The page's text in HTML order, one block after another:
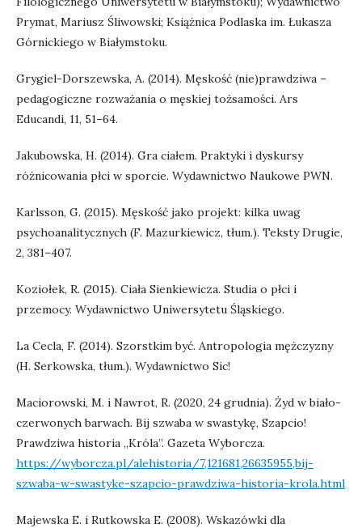
Prymat, Mariusz Śliwowski; Książnica Podlaska im. Łukasza
Górnickiego w Białymstoku.
Grygiel-Dorszewska, A. (2014). Męskość (nie)prawdziwa –
pedagogiczne rozważania o męskiej tożsamości. Ars
Educandi, 11, 51–64.
Jakubowska, H. (2014). Gra ciałem. Praktyki i dyskursy
różnicowania płci w sporcie. Wydawnictwo Naukowe PWN.
Karlsson, G. (2015). Męskość jako projekt: kilka uwag
psychoanalitycznych (F. Mazurkiewicz, tłum.). Teksty Drugie,
2, 381–407.
Koziołek, R. (2015). Ciała Sienkiewicza. Studia o płci i
przemocy. Wydawnictwo Uniwersytetu Śląskiego.
La Cecla, F. (2014). Szorstkim być. Antropologia mężczyzny
(H. Serkowska, tłum.). Wydawnictwo Sic!
Maciorowski, M. i Nawrot, R. (2020, 24 grudnia). Żyd w biało-
czerwonych barwach. Bij szwaba w swastykę, Szapcio!
Prawdziwa historia „Króla”. Gazeta Wyborcza.
https://wyborcza.pl/alehistoria/7,121681,26635955,bij-
szwaba-w-swastyke-szapcio-prawdziwa-historia-krola.html
Majewska E. i Rutkowska E. (2008). Wskazówki dla